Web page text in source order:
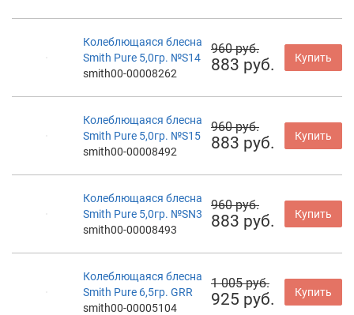
Колеблющаяся блесна
Smith Pure 5,0гр. №S14
smith00-00008262
960 руб.
883 руб. Купить
Колеблющаяся блесна
Smith Pure 5,0гр. №S15
smith00-00008492
960 руб.
883 руб. Купить
Колеблющаяся блесна
Smith Pure 5,0гр. №SN3
smith00-00008493
960 руб.
883 руб. Купить
Колеблющаяся блесна
Smith Pure 6,5гр. GRR
smith00-00005104
1 005 руб.
925 руб. Купить